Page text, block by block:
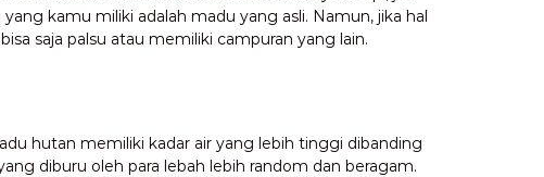
kamu miliki adalah madu yang asli. Namun, jika hal
saja palsu atau memiliki campuran yang lain.
hutan memiliki kadar air yang lebih tinggi dibanding
diburu oleh para lebah lebih random dan beragam.